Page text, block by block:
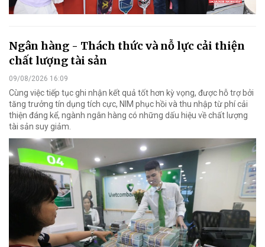
Ngân hàng - Thách thức và nỗ lực cải thiện
chất lượng tài sản
09/08/2026 16:09
Cùng việc tiếp tục ghi nhận kết quả tốt hơn kỳ vọng, được hỗ trợ bởi
tăng trưởng tín dụng tích cực, NIM phục hồi và thu nhập từ phí cải
thiện đáng kể, ngành ngân hàng có những dấu hiệu về chất lượng
tài sản suy giảm.